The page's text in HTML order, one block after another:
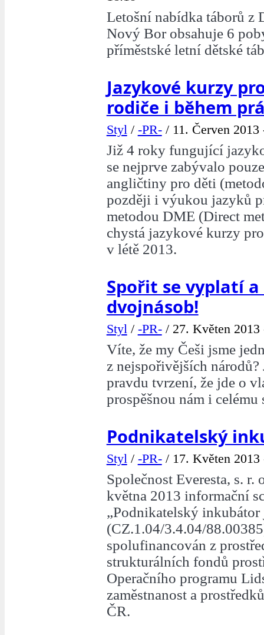
Letošní nabídka táborů z
Nový Bor obsahuje 6
příměstské letní dětské
Jazykové kurzy
rodiče i během
Styl/ -PR-/ 11. Červen 2013
Již 4 roky fungující
se nejprve zabývalo
angličtiny pro děti
později i výukou jazyků
metodou DME (Direct
chystá jazykové kurzy
v létě 2013.
Spořit se vyplatí
dvojnásob!
Styl/ -PR-/ 27. Květen 2013
Víte, že my Češi jsme
z nejspořivějších národů?
pravdu tvrzení, že jde o
prospěšnou nám i celému
Podnikatelský
Styl/ -PR-/ 17. Květen 2013
Společnost Everesta, s. r.
května 2013 informační
„Podnikatelský
(CZ.1.04/3.4.04/
spolufinancován z
strukturálních fondů
Operačního programu
zaměstnanost a
ČR.